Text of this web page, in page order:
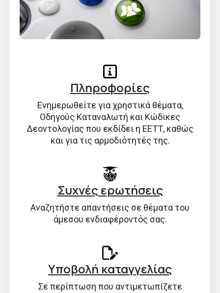
Πληροφορίες
Ενημερωθείτε για χρηστικά θέματα,
Οδηγούς Καταναλωτή και Κώδικες
Δεοντολογίας που εκδίδει η ΕΕΤΤ, καθώς
και για τις αρμοδιότητές της.
Συχνές ερωτήσεις
Αναζητήστε απαντήσεις σε θέματα του
άμεσου ενδιαφέροντός σας.
Υποβολή καταγγελίας
Σε περίπτωση που αντιμετωπίζετε